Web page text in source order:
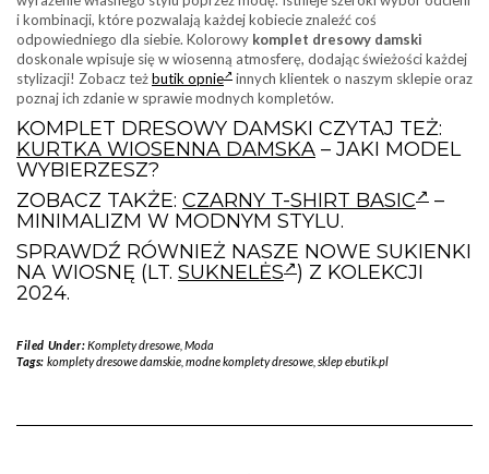
i kombinacji, które pozwalają każdej kobiecie znaleźć coś
odpowiedniego dla siebie. Kolorowy komplet dresowy damski
doskonale wpisuje się w wiosenną atmosferę, dodając świeżości każdej
stylizacji! Zobacz teżbutik opnie
innych klientek o naszym sklepie oraz
poznaj ich zdanie w sprawie modnych kompletów.
KOMPLET DRESOWY DAMSKI CZYTAJ TEŻ:
KURTKA WIOSENNA DAMSKA – JAKI MODEL
WYBIERZESZ?
ZOBACZ TAKŻE: CZARNY T-SHIRT BASIC
–
MINIMALIZM W MODNYM STYLU.
SPRAWDŹ RÓWNIEŻ NASZE NOWE SUKIENKI
NA WIOSNĘ (LT. SUKNELĖS ) Z KOLEKCJI
2024.
Filed Under:Komplety dresowe, Moda
Tags: komplety dresowe damskie, modne komplety dresowe, sklep ebutik.pl